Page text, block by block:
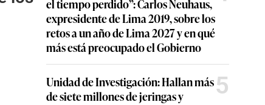
el tiempo perdido”: Carlos Neuhaus,
expresidente de Lima 2019, sobre los
retos a un año de Lima 2027 y en qué
más está preocupado el Gobierno
Unidad de Investigación: Hallan más
de siete millones de jeringas y
5